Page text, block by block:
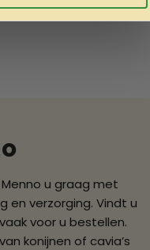
u graag met
en verzorging. Vindt u
voor u bestellen.
konijnen of cavia’s